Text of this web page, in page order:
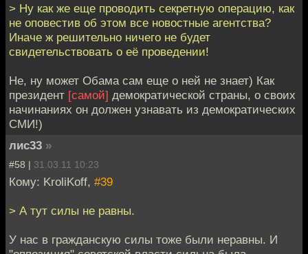
> Ну как же еще проводить секретную операцию, как
не оповестив об этом все новостные агентства?
Иначе ж решительно ничего не будет
свидетельствовать о её проведении!
Не, ну может Обама сам еще о ней не знает) Как
президент [самой] демократической страны, о своих
начинаниях он должен узнавать из демократических
СМИ!)
лис33 »
#58 | 31.03.11 10:23
Кому: KroliKoff, #39
> А тут силы не равны.
У нас в гражданскую силы тоже были неравны. И